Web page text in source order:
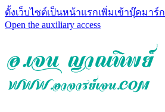
ตั้งเว็บไซต์เป็นหน้าแรกเพิ่มเข้าบุ๊คมาร์ก
Open the auxiliary access